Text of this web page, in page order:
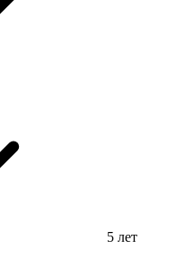
5 лет